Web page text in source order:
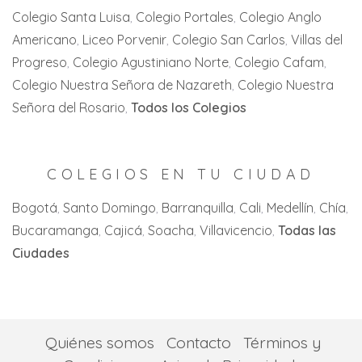
Zaragoza
Zipaquirá
Villa del Rosario
Candelaria
Cartago
Jamundi
La Florida
La Victoria
Palmira
San Pedro
Colegio Santa Luisa Colegio Portales Colegio Anglo
Americano Liceo Porvenir Colegio San Carlos Villas del
Progreso Colegio Agustiniano Norte Colegio Cafam
Colegio Nuestra Señora de Nazareth Colegio Nuestra
Señora del Rosario Todos los Colegios
COLEGIOS EN TU CIUDAD
Bogotá Santo Domingo Barranquilla Cali Medellín Chía
Bucaramanga Cajicá Soacha Villavicencio Todas las
Ciudades
Quiénes somos Contacto
Términos y